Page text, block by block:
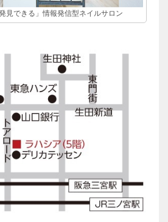
見できる」情報発信型ネイルサロン